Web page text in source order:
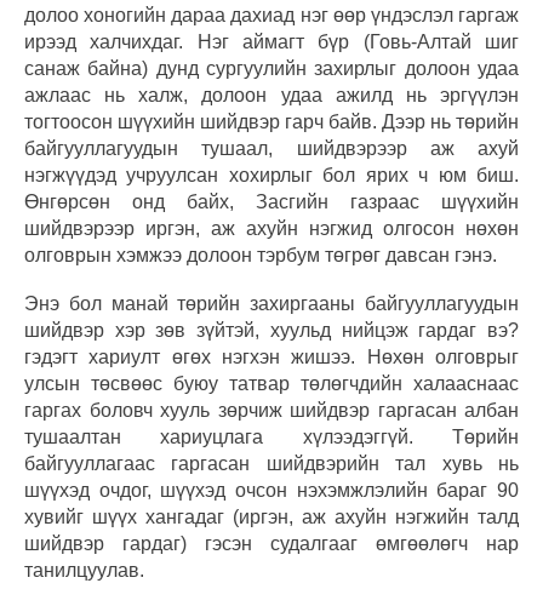
долоо хоногийн дараа дахиад нэг өөр үндэслэл гаргаж
ирээд халчихдаг. Нэг аймагт бүр (Говь-Алтай шиг
санаж байна) дунд сургуулийн захирлыг долоон удаа
ажлаас нь халж, долоон удаа ажилд нь эргүүлэн
тогтоосон шүүхийн шийдвэр гарч байв. Дээр нь төрийн
байгууллагуудын тушаал, шийдвэрээр аж ахуй
нэгжүүдэд учруулсан хохирлыг бол ярих ч юм биш.
Өнгөрсөн онд байх, Засгийн газраас шүүхийн
шийдвэрээр иргэн, аж ахуйн нэгжид олгосон нөхөн
олговрын хэмжээ долоон тэрбум төгрөг давсан гэнэ.
Энэ бол манай төрийн захиргааны байгууллагуудын
шийдвэр хэр зөв зүйтэй, хуульд нийцэж гардаг вэ?
гэдэгт хариулт өгөх нэгхэн жишээ. Нөхөн олговрыг
улсын төсвөөс буюу татвар төлөгчдийн халааснаас
гаргах боловч хууль зөрчиж шийдвэр гаргасан албан
тушаалтан хариуцлага хүлээдэггүй. Төрийн
байгууллагаас гаргасан шийдвэрийн тал хувь нь
шүүхэд очдог, шүүхэд очсон нэхэмжлэлийн бараг 90
хувийг шүүх хангадаг (иргэн, аж ахуйн нэгжийн талд
шийдвэр гардаг) гэсэн судалгааг өмгөөлөгч нар
танилцуулав.